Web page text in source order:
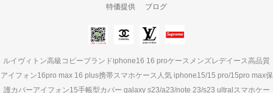
特価提供 ブログ
ルイヴィトン高級コピーブランドiphone16 16 proケースメンズレデイース高品質
アイフォン16pro max 16 plus携帯スマホケース人気 iphone15/15 pro/15pro max保
護カバーアイフォン15手帳型カバー galaxy s23/a23/note 23/s23 ultralスマホケー